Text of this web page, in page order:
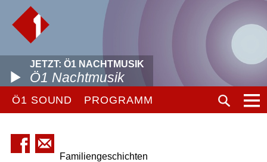
JETZT: Ö1 NACHTMUSIK
Ö1 Nachtmusik
Ö1 SOUND PROGRAMM
Familiengeschichten